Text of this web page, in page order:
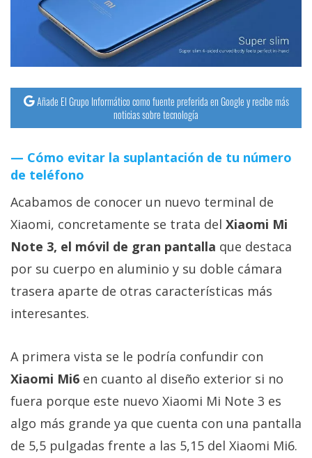
Operadores
Trucos
Tutoriales
Ciberseguridad
Sistemas
operativos
Profesional
+
Más
Sorteos
Foros
Añade El Grupo Informático como fuente preferida en Google y recibe más
noticias sobre tecnología
Cómo evitar la suplantación de tu número
de teléfono
Acabamos de conocer un nuevo terminal de
Xiaomi, concretamente se trata del Xiaomi Mi
Note 3, el móvil de gran pantalla que destaca
por su cuerpo en aluminio y su doble cámara
trasera aparte de otras características más
interesantes.
A primera vista se le podría confundir con
Xiaomi Mi6 en cuanto al diseño exterior si no
fuera porque este nuevo Xiaomi Mi Note 3 es
algo más grande ya que cuenta con una pantalla
de 5,5 pulgadas frente a las 5,15 del Xiaomi Mi6.